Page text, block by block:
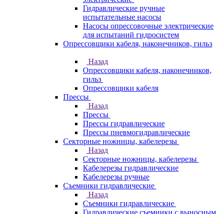
Гидравлические ручные
испытательные насосы
Насосы опрессовочные электрические
для испытаний гидросистем
Опрессовщики кабеля, наконечников, гильз
Назад
Опрессовщики кабеля, наконечников,
гильз
Опрессовщики кабеля
Прессы
Назад
Прессы
Прессы гидравлические
Прессы пневмогидравлические
Секторные ножницы, кабелерезы
Назад
Секторные ножницы, кабелерезы
Кабелерезы гидравлические
Кабелерезы ручные
Съемники гидравлические
Назад
Съемники гидравлические
Гидравлические cъемники с выносным